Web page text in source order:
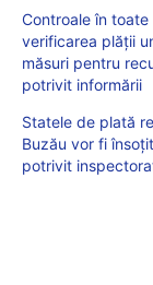
Controale în
verificarea plății
măsuri pentru
potrivit informării
Statele de plată
Buzău vor fi
potrivit